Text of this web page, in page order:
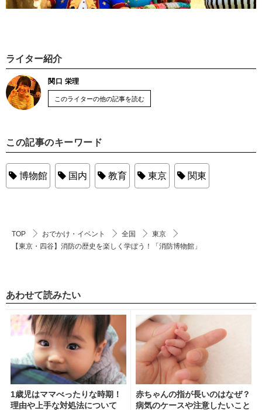
ライター紹介
関口 栄理
このライターの他の記事を読む
この記事のキーワード
博物館 国内 教育 東京 関東
TOP おでかけ・イベント 全国
東京
【東京・四谷】消防の歴史を楽しく学ぼう！「消防博物館」
あわせて読みたい
1歳児はママべったりな時期！
理由や上手な対処法について
赤ちゃんの指が長いのはなぜ？
病気のケースや注意したいこと